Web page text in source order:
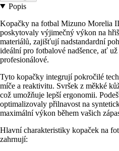
Popis
Kopačky na fotbal Mizuno Morelia
poskytovaly výjimečný výkon na
materiálů, zajišťují nadstandardní
ideální pro fotbalové nadšence, ať
profesionálové.
Tyto kopačky integrují pokročilé
míče a reaktivitu. Svršek z měkké
což umožňuje lepší ergonomii.
optimalizovaly přilnavost na
maximální výkon během vašich
Hlavní charakteristiky kopaček na
zahrnují: